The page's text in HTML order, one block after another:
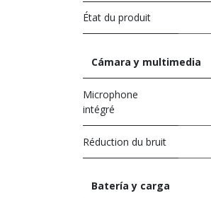
État du produit
Cámara y multimedia
Microphone
intégré
Réduction du bruit
Batería y carga